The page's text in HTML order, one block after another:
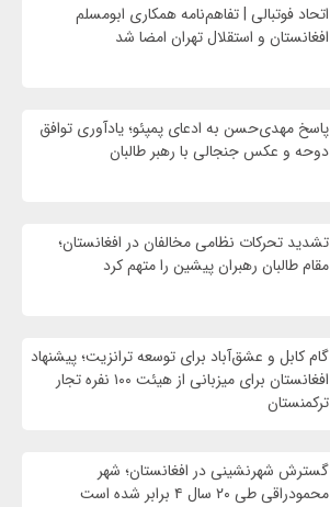
اتحاد فوتبالی | تفاهم‌نامه همکاری ابومسلم
افغانستان و استقلال تهران امضا شد
پاسخ مهدی‌حسن به ادعای پمپئو؛ یادآوری توافق
دوحه و عکس جنجالی با رهبر طالبان
تشدید تحرکات نظامی مخالفان در افغانستان؛
مقام طالبان رهبران پیشین را متهم کرد
گام کابل و عشق‌آباد برای توسعه ترانزیت؛ پیشنهاد
افغانستان برای میزبانی از هیئت ۱۰۰ نفره تجار
ترکمنستان
گسترش شهرنشینی در افغانستان؛ شهر
محمودراقی طی ۲۰ سال ۴ برابر شده است